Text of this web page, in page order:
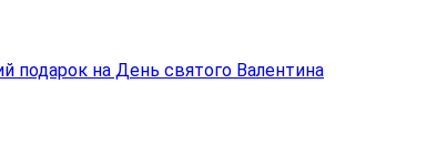
подарок на День святого Валентина